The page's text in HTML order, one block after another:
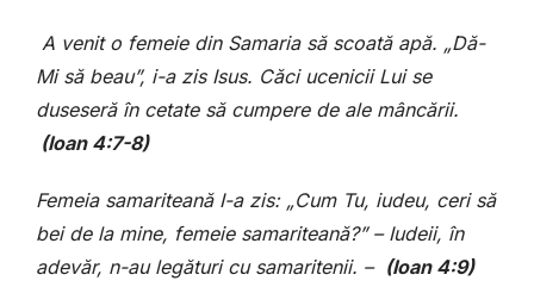
A venit o femeie din Samaria să scoată apă. „Dă-
Mi să beau”, i-a zis Isus. Căci ucenicii Lui se
duseseră în cetate să cumpere de ale mâncării.
(Ioan 4:7-8)
Femeia samariteană I-a zis: „Cum Tu, iudeu, ceri să
bei de la mine, femeie samariteană?” – Iudeii, în
adevăr, n-au legături cu samaritenii. – (Ioan 4:9)